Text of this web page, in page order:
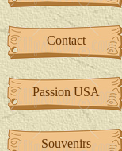
Contact
Passion USA
Souvenirs